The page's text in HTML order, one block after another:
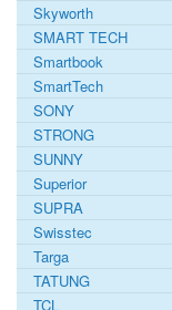
Skyworth
SMART TECH
Smartbook
SmartTech
SONY
STRONG
SUNNY
Superior
SUPRA
Swisstec
Targa
TATUNG
TCL